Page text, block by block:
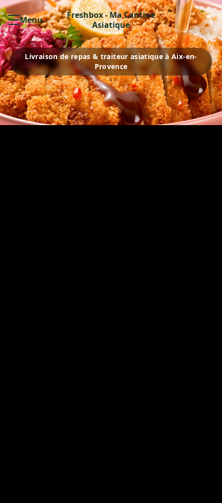
Menu
Freshbox - Ma Cantine
Asiatique
Livraison de repas & traiteur asiatique à Aix-en-
Provence